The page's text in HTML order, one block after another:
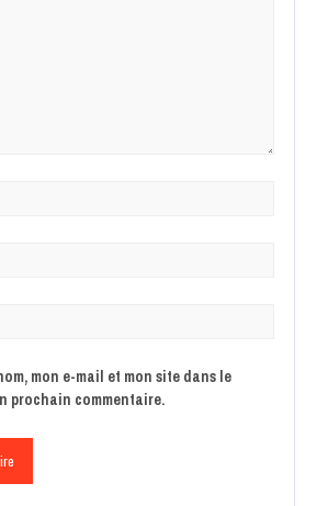
mon e-mail et mon site dans le
prochain commentaire.